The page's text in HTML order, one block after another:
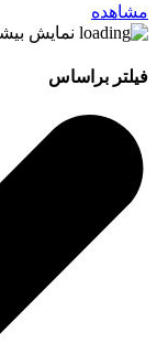
مشاهده
نمایش
فیلتر براساس